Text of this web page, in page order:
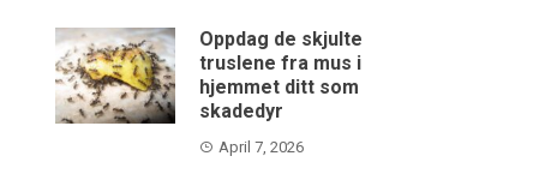
Oppdag de skjulte
truslene fra mus i
hjemmet ditt som
skadedyr
April 7, 2026